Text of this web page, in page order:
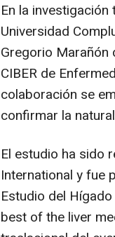
En la
Universidad
Gregorio Marañón
CIBER de
colaboración se
confirmar la
El estudio ha sido
International y fue
Estudio del
best of the liver